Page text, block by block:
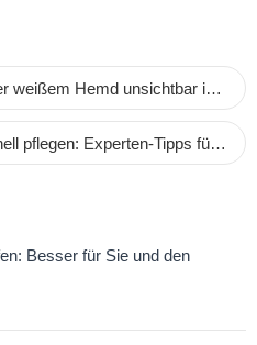
weißem Hemd unsichtbar ist:
und Styling-Tipps
pflegen: Experten-Tipps für
Besser für Sie und den